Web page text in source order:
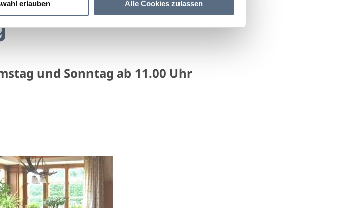
erlauben Alle Cookies zulassen
und Sonntag ab 11.00 Uhr